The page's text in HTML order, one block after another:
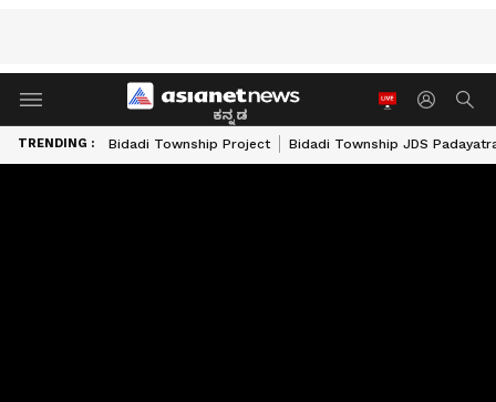
ಕನ್ನಡ
TRENDING : Bidadi Township Project Bidadi Township JDS